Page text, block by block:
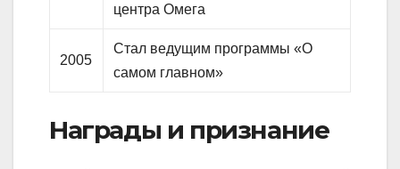
центра Омега
2005
Стал ведущим программы «О
самом главном»
Награды и признание